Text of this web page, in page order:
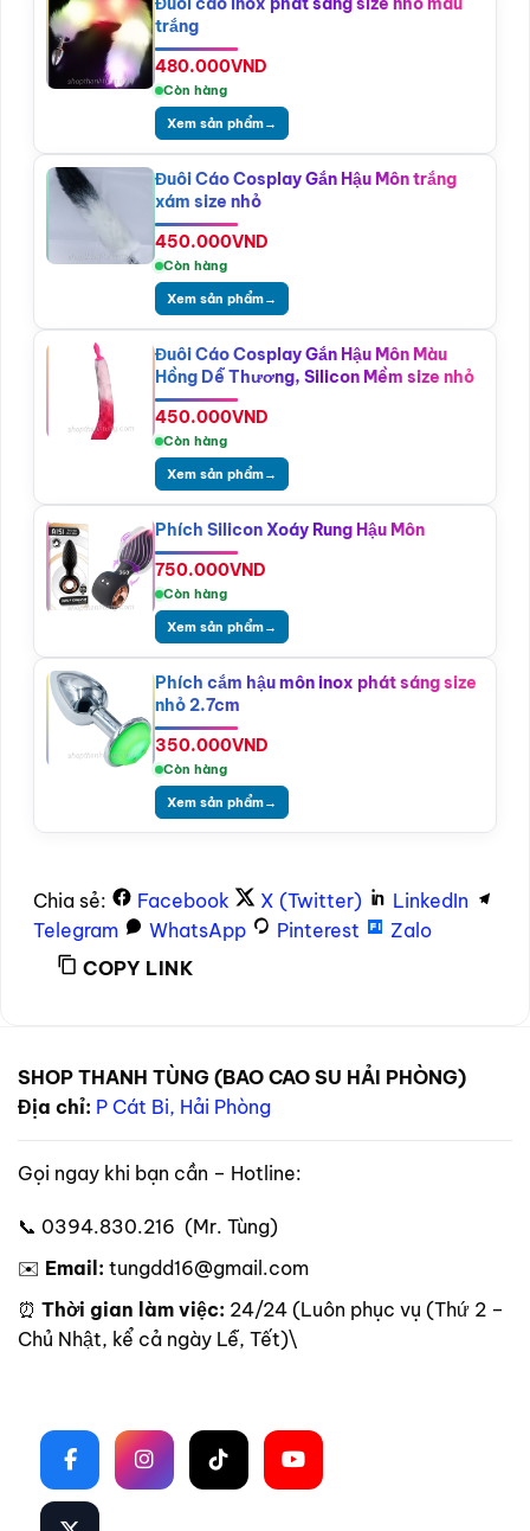
trắng
480.000VND
Còn hàng
Xem sản phẩm→
Đuôi Cáo Cosplay Gắn Hậu Môn trắng
xám size nhỏ
450.000VND
Còn hàng
Xem sản phẩm→
Đuôi Cáo Cosplay Gắn Hậu Môn Màu
Hồng Dễ Thương, Silicon Mềm size nhỏ
450.000VND
Còn hàng
Xem sản phẩm→
Phích Silicon Xoáy Rung Hậu Môn
750.000VND
Còn hàng
Xem sản phẩm→
Phích cắm hậu môn inox phát sáng size
nhỏ 2.7cm
350.000VND
Còn hàng
Xem sản phẩm→
Chia sẻ: Facebook X (Twitter)
LinkedIn
Telegram
WhatsApp Pinterest
Zalo
COPY LINK
SHOP THANH TÙNG (BAO CAO SU HẢI PHÒNG)
Địa chỉ: P Cát Bi, Hải Phòng
Gọi ngay khi bạn cần – Hotline:
📞 0394.830.216 (Mr. Tùng)
✉️ Email: tungdd16@gmail.com
⏰ Thời gian làm việc: 24/24 (Luôn phục vụ (Thứ 2 –
Chủ Nhật, kể cả ngày Lễ, Tết)\